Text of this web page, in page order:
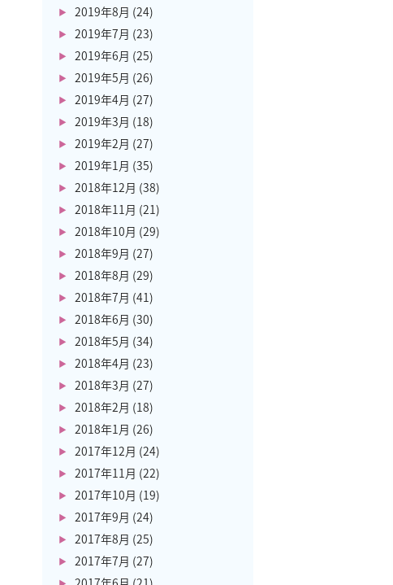
2019年8月 (24)
2019年7月 (23)
2019年6月 (25)
2019年5月 (26)
2019年4月 (27)
2019年3月 (18)
2019年2月 (27)
2019年1月 (35)
2018年12月 (38)
2018年11月 (21)
2018年10月 (29)
2018年9月 (27)
2018年8月 (29)
2018年7月 (41)
2018年6月 (30)
2018年5月 (34)
2018年4月 (23)
2018年3月 (27)
2018年2月 (18)
2018年1月 (26)
2017年12月 (24)
2017年11月 (22)
2017年10月 (19)
2017年9月 (24)
2017年8月 (25)
2017年7月 (27)